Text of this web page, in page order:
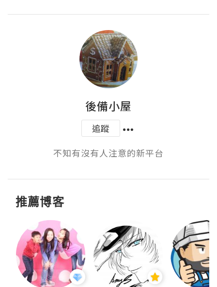
後備小屋
追蹤
不知有沒有人注意的新平台
推薦博客